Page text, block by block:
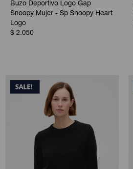
Buzo Deportivo Logo Gap
Snoopy Mujer - Sp Snoopy Heart
Logo
$ 2.050